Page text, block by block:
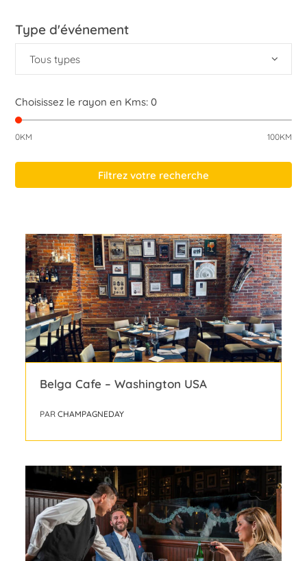
Type d'événement
Tous types
Choisissez le rayon en Kms: 0
0KM 100KM
Filtrez votre recherche
Belga Cafe – Washington USA
PAR CHAMPAGNEDAY